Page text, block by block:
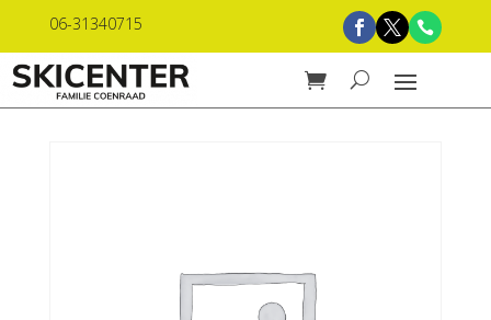
06-31340715